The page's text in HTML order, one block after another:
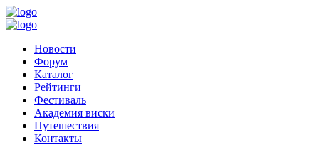
Новости
Форум
Каталог
Рейтинги
Фестиваль
Академия виски
Путешествия
Контакты